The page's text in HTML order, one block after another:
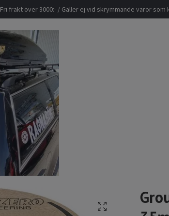
Fri frakt över 3000:- / Gäller ej vid skrymmande varor